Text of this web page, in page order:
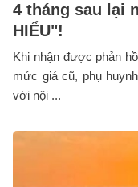
4 tháng sau lại
HIỂU"!
Khi nhận được phản
mức giá cũ, phụ
với nội ...